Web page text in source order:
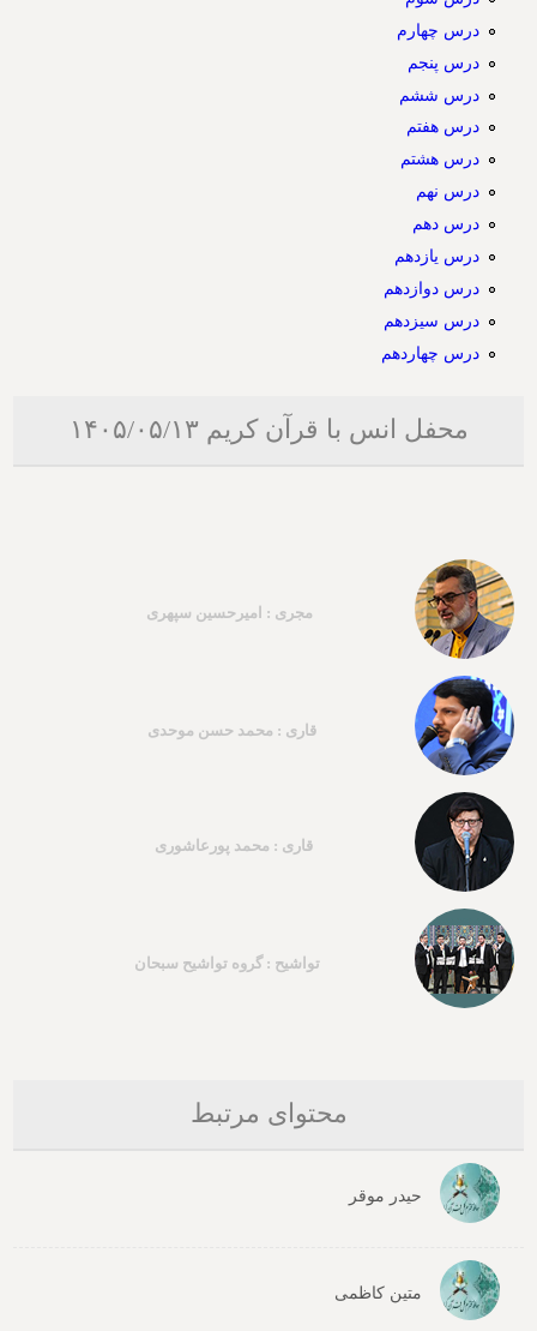
درس چهارم
درس پنجم
درس ششم
درس هفتم
درس هشتم
درس نهم
درس دهم
درس یازدهم
درس دوازدهم
درس سیزدهم
درس چهاردهم
محفل انس با قرآن کریم ۱۴۰۵/۰۵/۱۳
مجری : امیرحسین سپهری
قاری : محمد حسن موحدی
قاری : محمد پورعاشوری
تواشیح : گروه تواشیح سبحان
محتوای مرتبط
حیدر موقر
متین کاظمی